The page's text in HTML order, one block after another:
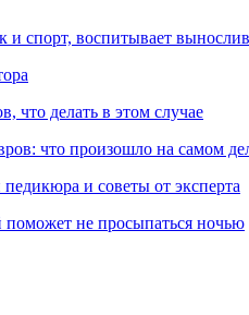
и спорт, воспитывает
что делать в этом случае
что произошло на самом
и советы от эксперта
не просыпаться ночью